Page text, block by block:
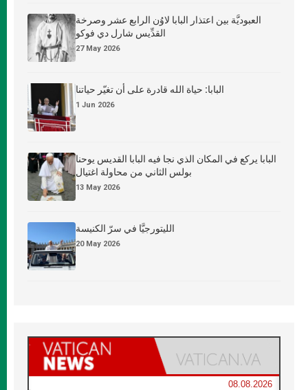
العبوديَّة بين اعتذار البابا لاوُن الرابع عشر وصرخة
القدِّيس شارل دي فوكو
27 May 2026
البابا: حياة الله قادرة على أن تغيّر حياتنا
1 Jun 2026
البابا يركع في المكان الذي نجا فيه البابا القديس يوحنا
بولس الثاني من محاولة اغتيال
13 May 2026
الليتورجيَّا في سرّ الكنيسة
20 May 2026
08.08.2026